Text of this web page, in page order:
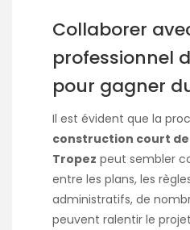
Collaborer
professionnel
pour gagner
Il est évident que la
construction court
Tropez peut sembler
entre les plans, les
administratifs, de
peuvent ralentir le